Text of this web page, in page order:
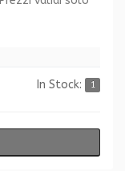
In Stock: 1